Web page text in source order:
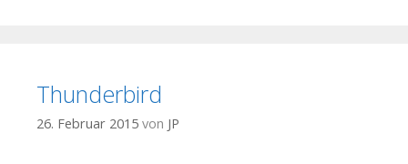
Thunderbird
26. Februar 2015 von JP